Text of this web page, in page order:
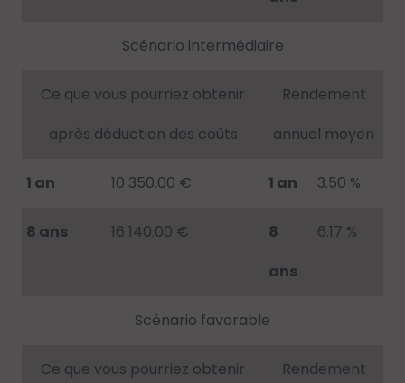
Scénario intermédiaire
Ce que vous pourriez obtenir
après déduction des coûts
Rendement
annuel moyen
1 an 10 350.00 € 1 an 3.50 %
8 ans 16 140.00 €
8
ans
6.17 %
Scénario favorable
Ce que vous pourriez obtenir Rendement